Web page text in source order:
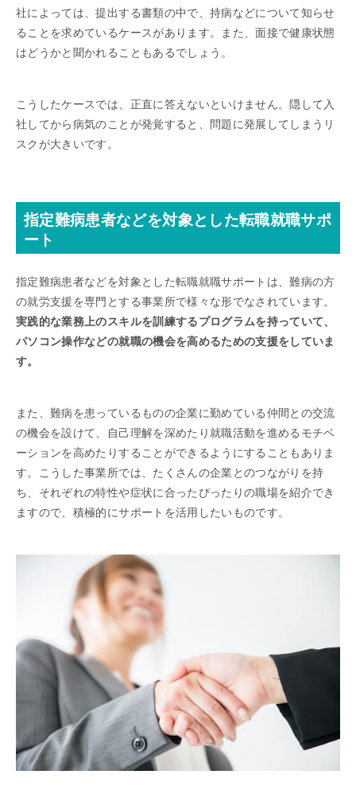
社によっては、提出する書類の中で、持病などについて知らせ
ることを求めているケースがあります。また、面接で健康状態
はどうかと聞かれることもあるでしょう。
こうしたケースでは、正直に答えないといけません。隠して入
社してから病気のことが発覚すると、問題に発展してしまうリ
スクが大きいです。
指定難病患者などを対象とした転職就職サポ
ート
指定難病患者などを対象とした転職就職サポートは、難病の方
の就労支援を専門とする事業所で様々な形でなされています。
実践的な業務上のスキルを訓練するプログラムを持っていて、
パソコン操作などの就職の機会を高めるための支援をしていま
す。
また、難病を患っているものの企業に勤めている仲間との交流
の機会を設けて、自己理解を深めたり就職活動を進めるモチベ
ーションを高めたりすることができるようにすることもありま
す。こうした事業所では、たくさんの企業とのつながりを持
ち、それぞれの特性や症状に合ったぴったりの職場を紹介でき
ますので、積極的にサポートを活用したいものです。